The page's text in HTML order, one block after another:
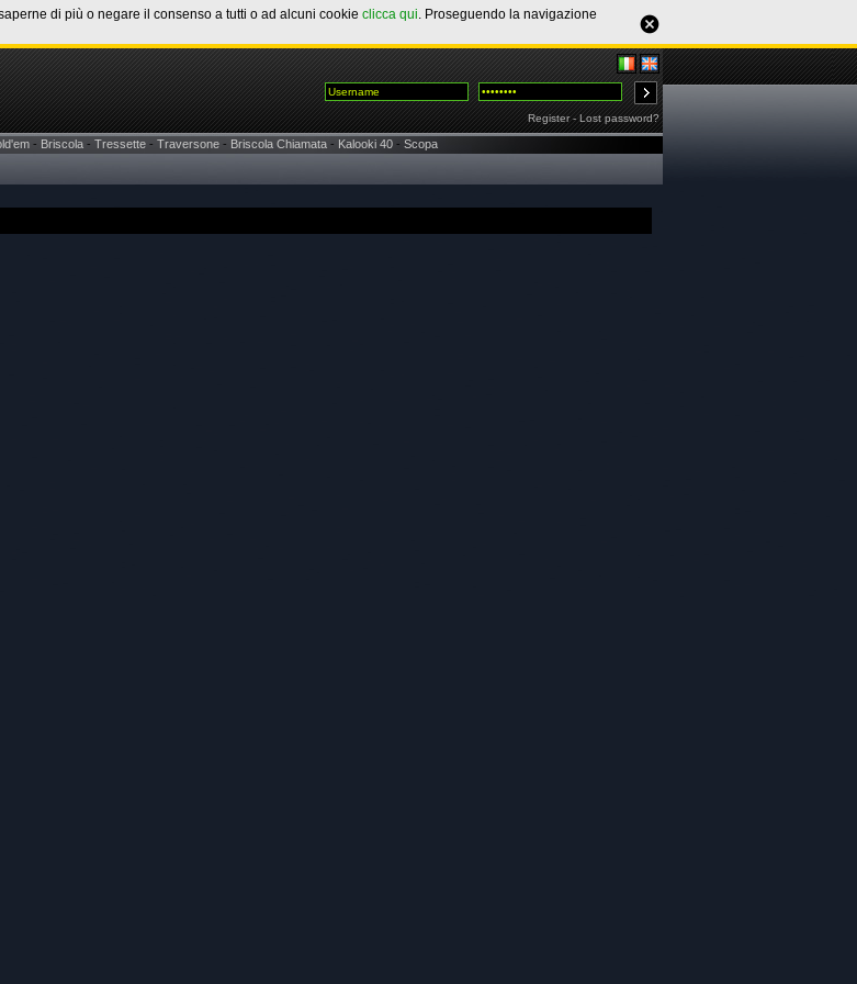
di più o negare il consenso a tutti o ad alcuni cookie clicca qui. Proseguendo la navigazione
Register - Lost password?
- Briscola - Tressette - Traversone - Briscola Chiamata - Kalooki 40 - Scopa